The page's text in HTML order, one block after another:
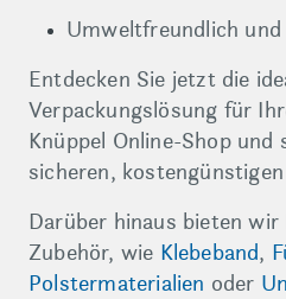
Umweltfreundlich
Entdecken Sie jetzt die
Verpackungslösung für
Knüppel Online-Shop und
sicheren,
Darüber hinaus bieten wir
Zubehör, wie Klebeband,
Polstermaterialien oder